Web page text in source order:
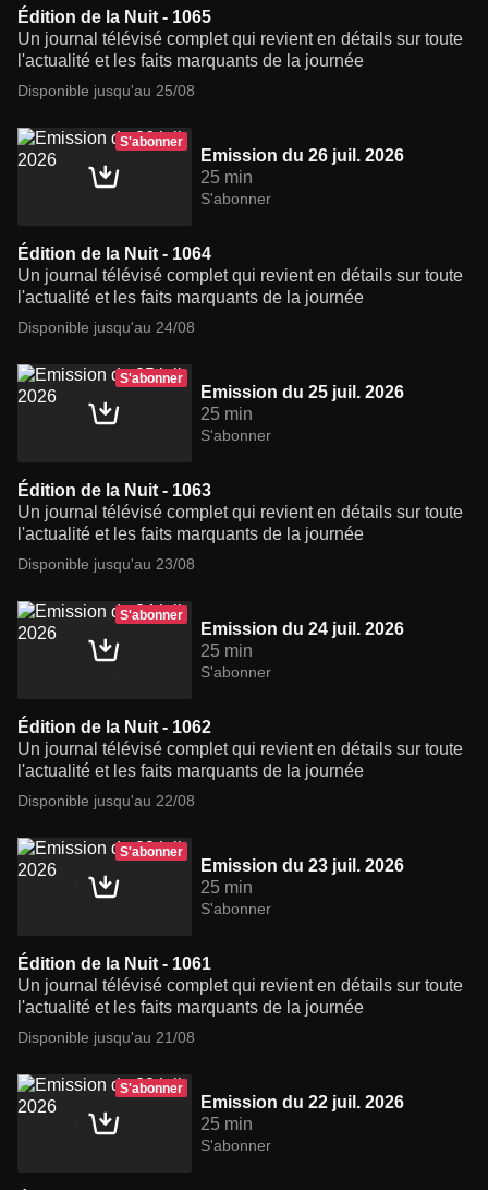
Édition de la Nuit - 1065
Un journal télévisé complet qui revient en détails sur toute
l'actualité et les faits marquants de la journée
Disponible jusqu'au 25/08
S'abonner
Emission du 26 juil. 2026
25 min
S'abonner
Édition de la Nuit - 1064
Un journal télévisé complet qui revient en détails sur toute
l'actualité et les faits marquants de la journée
Disponible jusqu'au 24/08
S'abonner
Emission du 25 juil. 2026
25 min
S'abonner
Édition de la Nuit - 1063
Un journal télévisé complet qui revient en détails sur toute
l'actualité et les faits marquants de la journée
Disponible jusqu'au 23/08
S'abonner
Emission du 24 juil. 2026
25 min
S'abonner
Édition de la Nuit - 1062
Un journal télévisé complet qui revient en détails sur toute
l'actualité et les faits marquants de la journée
Disponible jusqu'au 22/08
S'abonner
Emission du 23 juil. 2026
25 min
S'abonner
Édition de la Nuit - 1061
Un journal télévisé complet qui revient en détails sur toute
l'actualité et les faits marquants de la journée
Disponible jusqu'au 21/08
S'abonner
Emission du 22 juil. 2026
25 min
S'abonner